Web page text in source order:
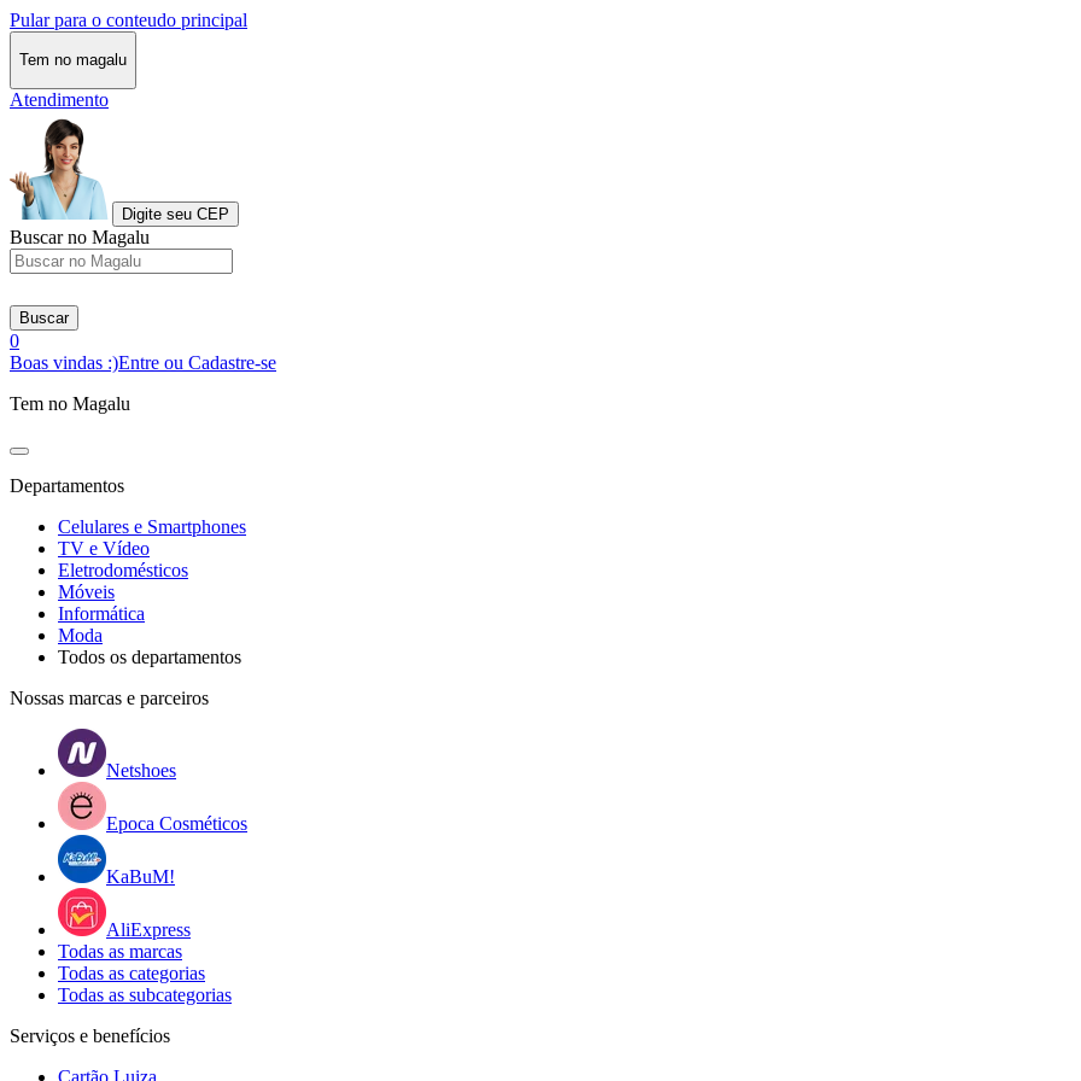
Pular para o conteudo principal
Tem no magalu
Atendimento
Digite seu CEP
Buscar no Magalu
Buscar
0
Boas vindas :)Entre ou Cadastre-se
Tem no Magalu
Departamentos
Celulares e Smartphones
TV e Vídeo
Eletrodomésticos
Móveis
Informática
Moda
Todos os departamentos
Nossas marcas e parceiros
Netshoes
Epoca Cosméticos
KaBuM!
AliExpress
Todas as marcas
Todas as categorias
Todas as subcategorias
Serviços e benefícios
Cartão Luiza